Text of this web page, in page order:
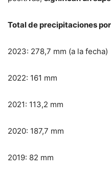
Total de precipitaciones
2023: 278,7 mm (a la fecha)
2022: 161 mm
2021: 113,2 mm
2020: 187,7 mm
2019: 82 mm